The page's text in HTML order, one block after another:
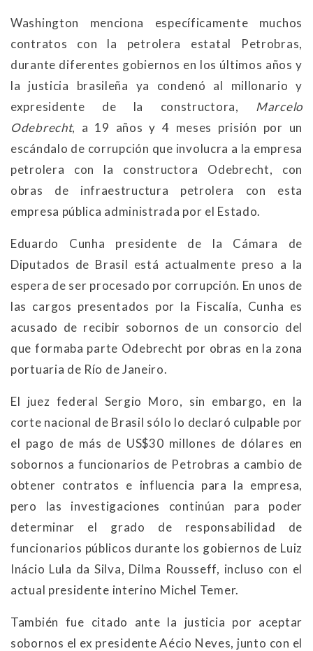
Washington menciona específicamente muchos
contratos con la petrolera estatal Petrobras,
durante diferentes gobiernos en los últimos años y
la justicia brasileña ya condenó al millonario y
expresidente de la constructora, Marcelo
Odebrecht, a 19 años y 4 meses prisión por un
escándalo de corrupción que involucra a la empresa
petrolera con la constructora Odebrecht, con
obras de infraestructura petrolera con esta
empresa pública administrada por el Estado.
Eduardo Cunha presidente de la Cámara de
Diputados de Brasil está actualmente preso a la
espera de ser procesado por corrupción. En unos de
las cargos presentados por la Fiscalía, Cunha es
acusado de recibir sobornos de un consorcio del
que formaba parte Odebrecht por obras en la zona
portuaria de Río de Janeiro.
El juez federal Sergio Moro, sin embargo, en la
corte nacional de Brasil sólo lo declaró culpable por
el pago de más de US$30 millones de dólares en
sobornos a funcionarios de Petrobras a cambio de
obtener contratos e influencia para la empresa,
pero las investigaciones continúan para poder
determinar el grado de responsabilidad de
funcionarios públicos durante los gobiernos de Luiz
Inácio Lula da Silva, Dilma Rousseff, incluso con el
actual presidente interino Michel Temer.
También fue citado ante la justicia por aceptar
sobornos el ex presidente Aécio Neves, junto con el